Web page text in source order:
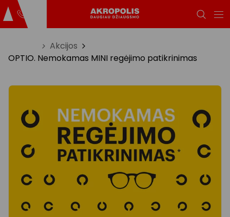
Akcijos
OPTIO. Nemokamas MINI regėjimo patikrinimas